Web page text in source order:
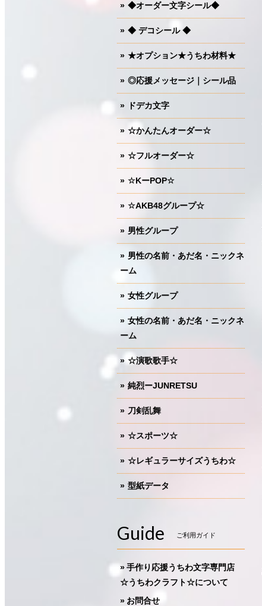
◆オーダー文字シール◆
◆ デコシール ◆
★オプション★うちわ材料★
◎応援メッセージ｜シール品
ドデカ文字
☆かんたんオーダー☆
☆フルオーダー☆
☆KーPOP☆
☆AKB48グループ☆
男性グループ
男性の名前・あだ名・ニックネ
ーム
女性グループ
女性の名前・あだ名・ニックネ
ーム
☆演歌歌手☆
純烈ーJUNRETSU
刀剣乱舞
☆スポーツ☆
☆レギュラーサイズうちわ☆
型紙データ
Guide ご利用ガイド
手作り応援うちわ文字専門店
☆うちわクラフト☆について
お問合せ